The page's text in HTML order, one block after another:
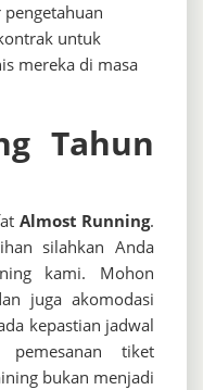
untuk
mereka di masa
Tahun
Almost Running.
silahkan Anda
kami. Mohon
juga akomodasi
kepastian jadwal
tiket
bukan menjadi